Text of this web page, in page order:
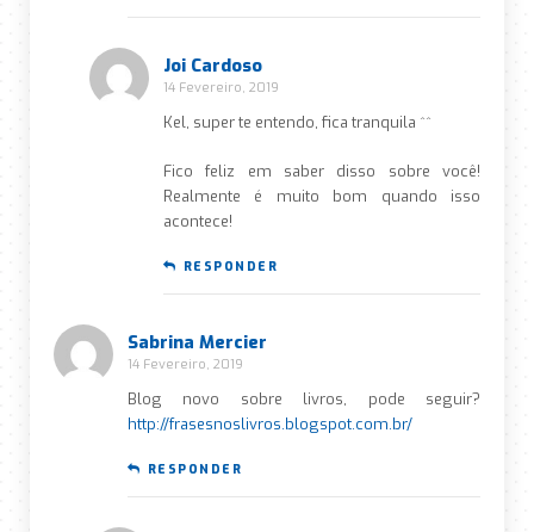
Joi Cardoso
14 Fevereiro, 2019
Kel, super te entendo, fica tranquila ^^
Fico feliz em saber disso sobre você!
Realmente é muito bom quando isso
acontece!
RESPONDER
Sabrina Mercier
14 Fevereiro, 2019
Blog novo sobre livros, pode seguir?
http://frasesnoslivros.blogspot.com.br/
RESPONDER